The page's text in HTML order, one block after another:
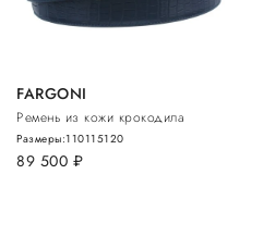
FARGONI
Ремень из кожи крокодила
89 500 руб.
Размеры:110115120